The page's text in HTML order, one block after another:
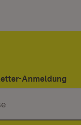
Anmeldung